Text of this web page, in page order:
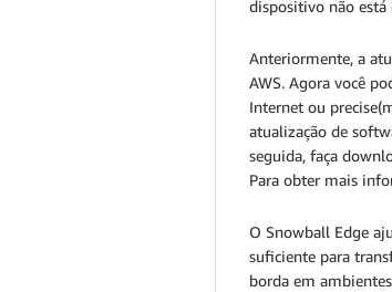
dispositivo não está
Anteriormente, a
AWS. Agora você
Internet ou
atualização de
seguida, faça
Para obter mais
O Snowball Edge
suficiente para
borda em